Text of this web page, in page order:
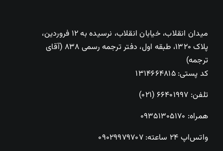
میدان انقلاب، خیابان انقلاب، نرسیده به ۱۲ فروردین،
پلاک ۱۳۲۰، طبقه اول، دفتر ترجمه رسمی ۸۳۸ (آقای
ترجمه)
کد پستی: ۱۳۱۴۶۶۴۸۱۵
تلفن: ۶۶۴۰۱۹۹۷ (۰۲۱)
همراه: ۰۹۳۵۱۳۰۵۱۷۰
واتس‌اپ ۲۴ ساعته:
۰۹۰۲۹۹۷۹۷۰۷